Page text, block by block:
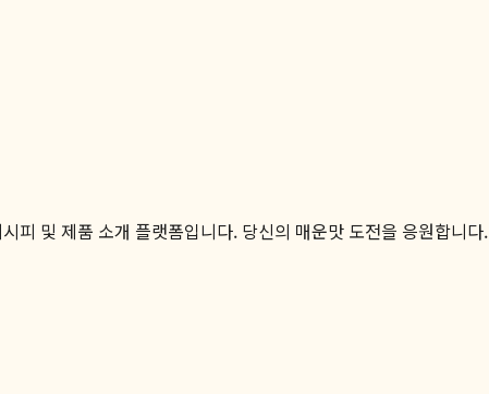
피 및 제품 소개 플랫폼입니다. 당신의 매운맛 도전을 응원합니다.